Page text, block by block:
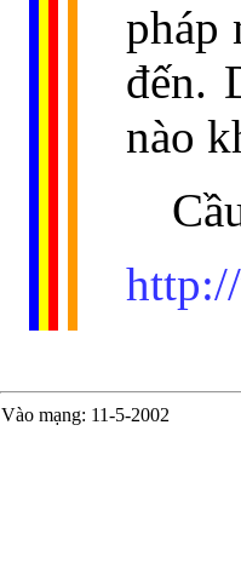
pháp
đến.
nào
Vào mạng: 11-5-2002